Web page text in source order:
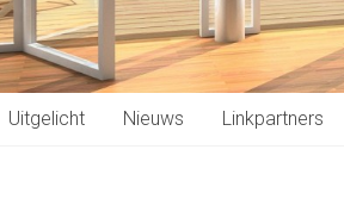
Uitgelicht Nieuws Linkpartners